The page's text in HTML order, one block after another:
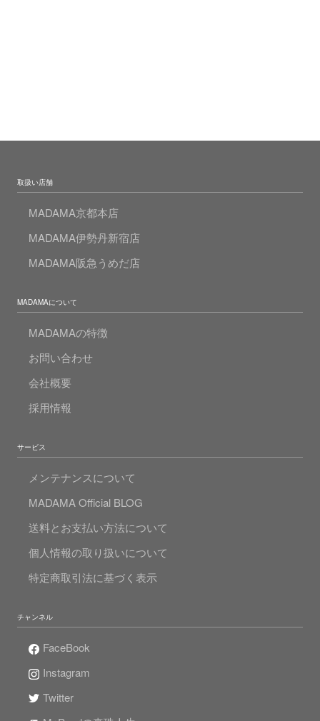
取扱い店舗
MADAMA京都本店
MADAMA伊勢丹新宿店
MADAMA阪急うめだ店
MADAMAについて
MADAMAの特徴
お問い合わせ
会社概要
採用情報
サービス
メンテナンスについて
MADAMA Official BLOG
送料とお支払い方法について
個人情報の取り扱いについて
特定商取引法に基づく表示
チャンネル
FaceBook
Instagram
Twitter